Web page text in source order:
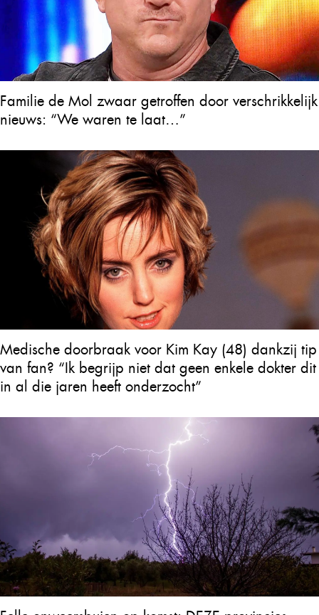
Familie de Mol zwaar getroffen door verschrikkelijk
nieuws: “We waren te laat…”
Medische doorbraak voor Kim Kay (48) dankzij tip
van fan? “Ik begrijp niet dat geen enkele dokter dit
in al die jaren heeft onderzocht”